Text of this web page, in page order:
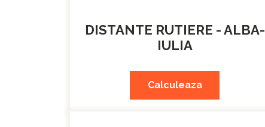
DISTANTE RUTIERE - ALBA-
IULIA
Calculeaza